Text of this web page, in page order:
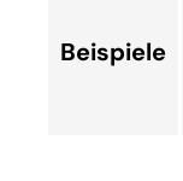
Beispiele